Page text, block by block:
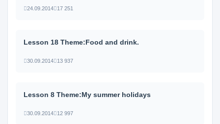
24.09.2014 17 251
Lesson 18 Theme:Food and drink.
30.09.2014 13 937
Lesson 8 Theme:My summer holidays
30.09.2014 12 997